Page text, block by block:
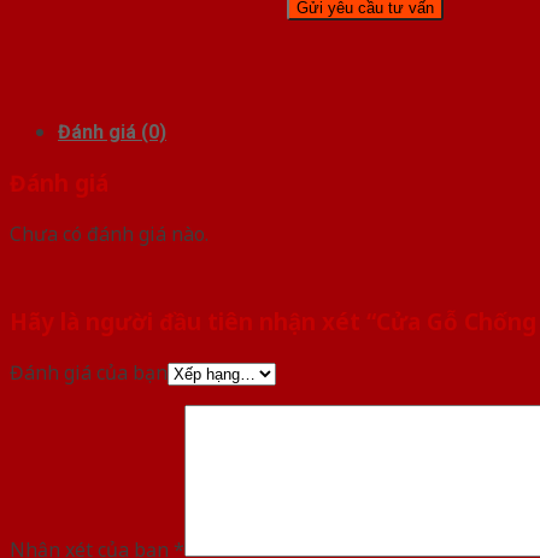
Đánh giá (0)
Đánh giá
Chưa có đánh giá nào.
Hãy là người đầu tiên nhận xét “Cửa Gỗ Chống
Đánh giá của bạn
Nhận xét của bạn *